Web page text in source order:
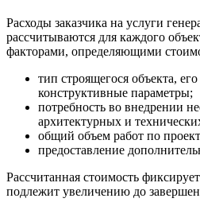
Расходы заказчика на услуги
рассчитываются для каждого
факторами, определяющими
тип строящегося объекта,
конструктивные параметры;
потребность во внедрении
архитектурных и
общий объем работ по
предоставление
Рассчитанная стоимость
подлежит увеличению до